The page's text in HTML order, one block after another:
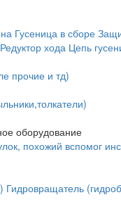
Гусеница в сборе
Редуктор хода Цепь
прочие и тд)
оборудование
похожий вспомог
Гидровращатель